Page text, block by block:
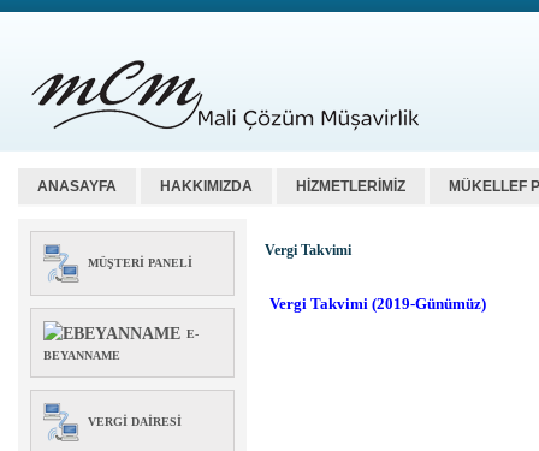
ANASAYFA HAKKIMIZDA HİZMETLERİMİZ MÜKELLEF
MÜŞTERI PANELI
E-
BEYANNAME
VERGI DAIRESI
Vergi Takvimi